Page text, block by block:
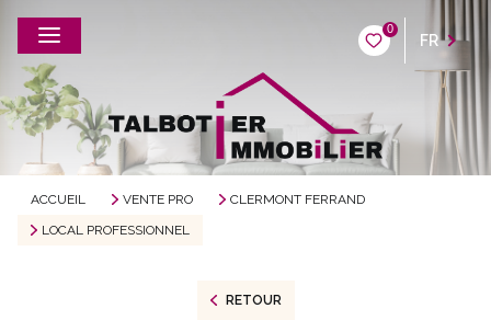
0
FR
ACCUEIL VENTE PRO
CLERMONT FERRAND
LOCAL PROFESSIONNEL
RETOUR